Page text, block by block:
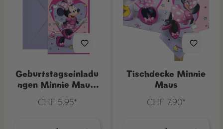
Geburtstagseinladu
ngen Minnie Maus,
CHF 5.95*
Tischdecke Minnie
Maus
CHF 7.90*